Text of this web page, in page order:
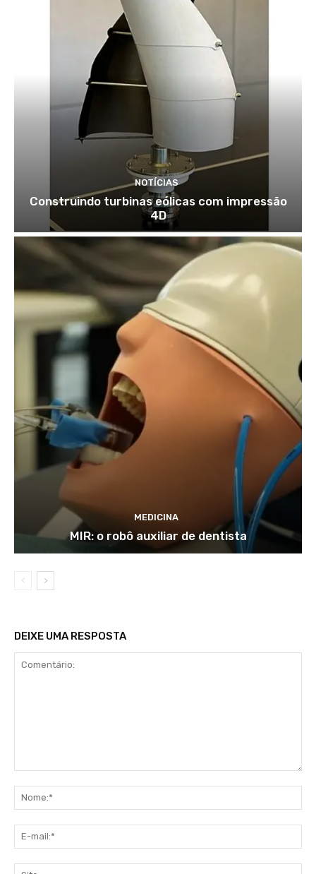
NOTÍCIAS
Construindo turbinas eólicas com impressão
4D
MEDICINA
MIR: o robô auxiliar de dentista
DEIXE UMA RESPOSTA